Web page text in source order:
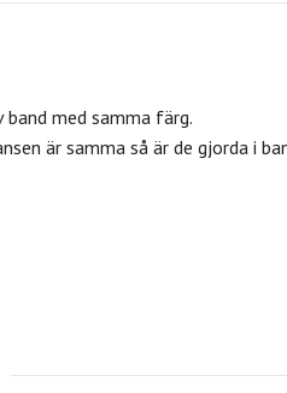
med samma färg.
är samma så är de gjorda i